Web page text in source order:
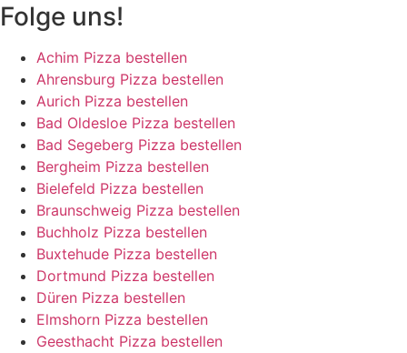
Folge uns!
Achim Pizza bestellen
Ahrensburg Pizza bestellen
Aurich Pizza bestellen
Bad Oldesloe Pizza bestellen
Bad Segeberg Pizza bestellen
Bergheim Pizza bestellen
Bielefeld Pizza bestellen
Braunschweig Pizza bestellen
Buchholz Pizza bestellen
Buxtehude Pizza bestellen
Dortmund Pizza bestellen
Düren Pizza bestellen
Elmshorn Pizza bestellen
Geesthacht Pizza bestellen